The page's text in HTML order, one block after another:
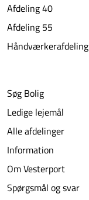
Afdeling 40
Afdeling 55
Håndværkerafdeling
Søg Bolig
Ledige lejemål
Alle afdelinger
Information
Om Vesterport
Spørgsmål og svar